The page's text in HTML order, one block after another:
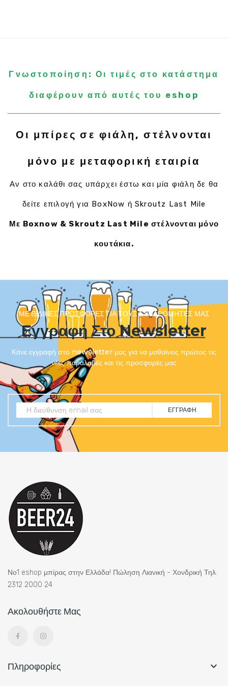
Γνωστοποίηση: Οι τιμές στο κατάστημα
διαφέρουν από αυτές του eshop
Οι μπίρες σε φιάλη, στέλνονται
μόνο με μεταφορική εταιρία
Αν στο καλάθι σας υπάρχει έστω και μία φιάλη δε θα
δείτε επιλογή για BoxNow ή Skroutz Last Mile
Με Boxnow & Skroutz Last Mile στέλνονται μόνο
κουτάκια.
ΜΕ ΕΙΔΙΚΈΣ ΠΡΟΣΦΟΡΈΣ ΓΙΑ ΤΟΥΣ ΣΥΝΔΡΟΜΗΤΈΣ ΜΑΣ
Εγγραφή Στο Newsletter
Κάνε εγγραφή στο newsletter μας για να μαθαίνεις πρώτος τις
νέες παραλαβές και τις προσφορές μας
ΕΓΓΡΑΦΉ
Νο1 eshop μπίρας στην Ελλάδα! Πώληση Λιανική - Χονδρική Τηλ.
2312 2000 24
Ακολουθήστε Μας
Πληροφορίες 